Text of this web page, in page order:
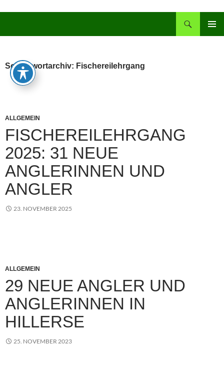
Schlagwortarchiv: Fischereilehrgang
ALLGEMEIN
FISCHEREILEHRGANG
2025: 31 NEUE
ANGLERINNEN UND
ANGLER
23. NOVEMBER 2025
ALLGEMEIN
29 NEUE ANGLER UND
ANGLERINNEN IN
HILLERSE
25. NOVEMBER 2023